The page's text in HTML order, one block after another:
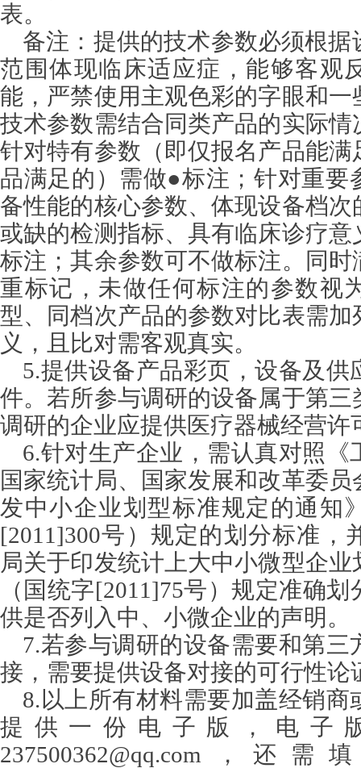
表。
备注：提供的技术参数必须根
范围体现临床适应症，能够客观
能，严禁使用主观色彩的字眼和
技术参数需结合同类产品的实际
针对特有参数（即仅报名产品能
品满足的）需做●标注；针对重要
备性能的核心参数、体现设备档
或缺的检测指标、具有临床诊疗
标注；其余参数可不做标注。同
重标记，未做任何标注的参数视
型、同档次产品的参数对比表需
义，且比对需客观真实。
5.提供设备产品彩页，设备及供
件。若所参与调研的设备属于第
调研的企业应提供医疗器械经营许
6.针对生产企业，需认真对照《
国家统计局、国家发展和改革委
发中小企业划型标准规定的通知
[2011]300号）规定的划分标准，
局关于印发统计上大中小微型企
（国统字[2011]75号）规定准确
供是否列入中、小微企业的声明。
7.若参与调研的设备需要和第三
接，需要提供设备对接的可行性论
8.以上所有材料需要加盖经销商
提供一份电子版，电子
237500362@qq.com，还